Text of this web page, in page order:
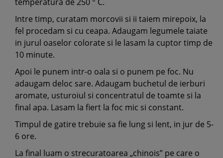
Intre timp, curatam morcovii si ii taiem mirepoix, la
fel procedam si cu ceapa. Adaugam legumele taiate
in jurul oaselor colorate si le lasam la cuptor timp de
10 minute.
Apoi le punem intr-o oala si o punem pe foc. Nu
adaugam deloc sare. Adaugam buchetul de ierburi
aromate, usturoiul si concentratul de toamte si la
final apa. Lasam la fiert la foc mic si constant.
Timpul de gatire trebuie sa fie lung si lent, in jur de 5-
6 ore.
La final luam o strecuratoarea „chinois” pe care o